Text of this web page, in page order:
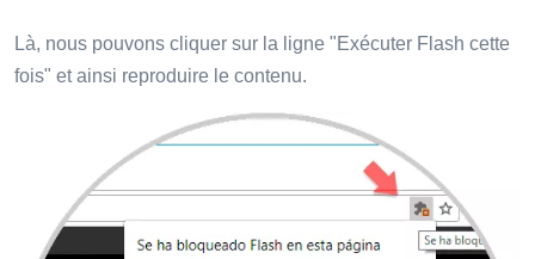
Là, nous pouvons cliquer sur la ligne "Exécuter Flash cette
fois" et ainsi reproduire le contenu.